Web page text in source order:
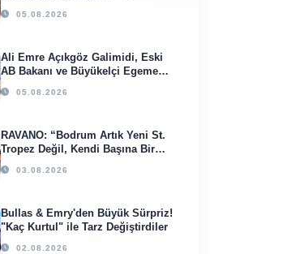
yayımlandı
05.08.2026
Ali Emre Açıkgöz Galimidi, Eski
AB Bakanı ve Büyükelçi Egemen
Bağış ile Bir Araya Geldi
05.08.2026
RAVANO: “Bodrum Artık Yeni St.
Tropez Değil, Kendi Başına Bir
Referans”
03.08.2026
Bullas & Emry'den Büyük Sürpriz!
"Kaç Kurtul" ile Tarz Değiştirdiler
02.08.2026